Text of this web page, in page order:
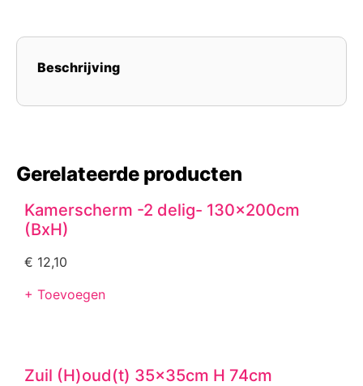
Beschrijving
Gerelateerde producten
Kamerscherm -2 delig- 130x200cm
(BxH)
€ 12,10
+ Toevoegen
Zuil (H)oud(t) 35x35cm H 74cm